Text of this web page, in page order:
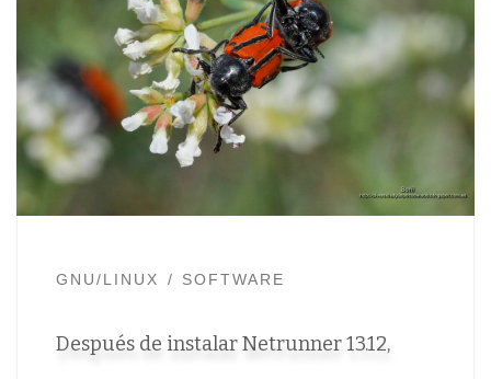
GNU/LINUX SOFTWARE
Después de instalar Netrunner 13.12,